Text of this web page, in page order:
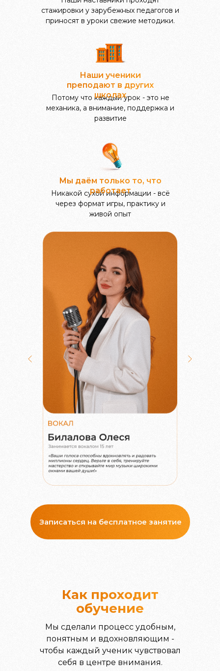
Записаться на бесплатное занятие
стажировки у зарубежных педагогов и
приносят в уроки свежие методики.
Потому что каждый урок - это не
механика, а внимание, поддержка и
развитие
Наши ученики
преподают в других
школах
Никакой сухой информации - всё
через формат игры, практику и
живой опыт
Мы даём только то, что
работает
Мы сделали процесс удобным,
понятным и вдохновляющим -
чтобы каждый ученик чувствовал
себя в центре внимания.
Как проходит
обучение